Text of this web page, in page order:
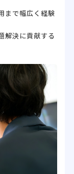
まで幅広く経験
解決に貢献する